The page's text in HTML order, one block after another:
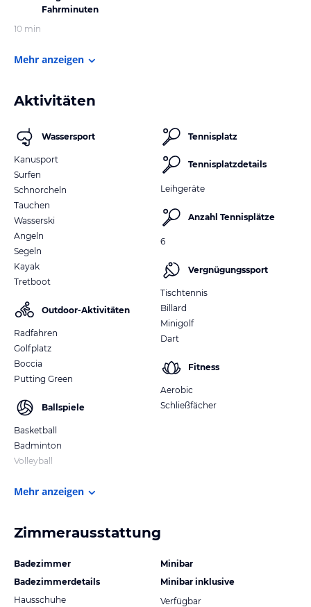
Fahrminuten
10 min
Mehr anzeigen
Aktivitäten
Wassersport
Kanusport
Surfen
Schnorcheln
Tauchen
Wasserski
Angeln
Segeln
Kayak
Tretboot
Outdoor-Aktivitäten
Radfahren
Golfplatz
Boccia
Putting Green
Ballspiele
Basketball
Badminton
Volleyball
Tennisplatz
Tennisplatzdetails
Leihgeräte
Anzahl Tennisplätze
6
Vergnügungssport
Tischtennis
Billard
Minigolf
Dart
Fitness
Aerobic
Schließfächer
Mehr anzeigen
Zimmerausstattung
Badezimmer
Badezimmerdetails
Hausschuhe
Minibar
Minibar inklusive
Verfügbar